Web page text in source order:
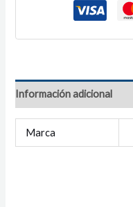
Información adicional
Marca